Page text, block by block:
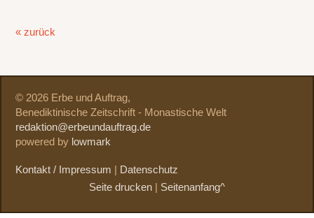
« zurück
© 2026 Erbe und Auftrag,
Benediktinische Zeitschrift - Monastische Welt
redaktion@erbeundauftrag.de
powered by lowmark
Kontakt / Impressum
Datenschutz
Seite drucken
Seitenanfang^